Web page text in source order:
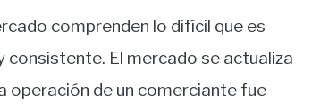
comprenden lo difícil que es
El mercado se actualiza
de un comerciante fue